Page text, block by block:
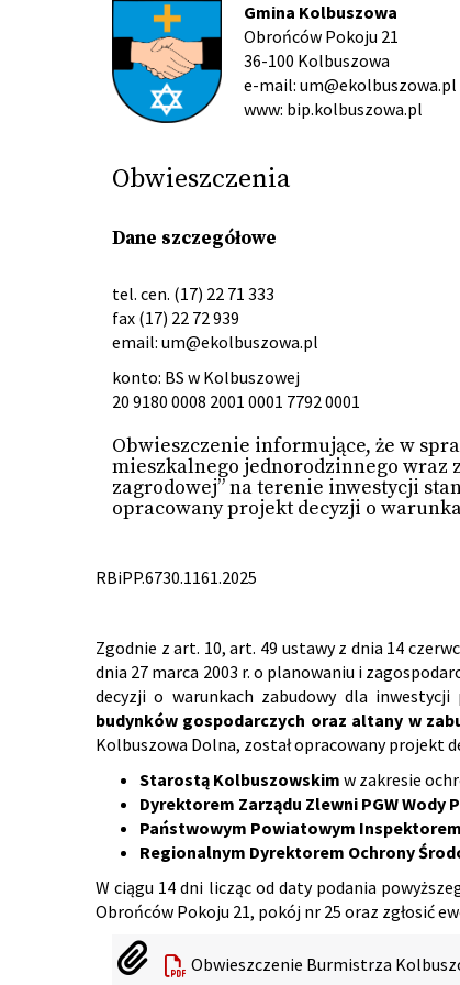
Gmina Kolbuszowa
Obrońców Pokoju 21
36-100 Kolbuszowa
e-mail: um@ekolbuszowa.pl
www: bip.kolbuszowa.pl
Obwieszczenia
Dane szczegółowe
tel. cen. (17) 22 71 333
fax (17) 22 72 939
email: um@ekolbuszowa.pl
konto: BS w Kolbuszowej
20 9180 0008 2001 0001 7792 0001
Obwieszczenie informujące, że w
mieszkalnego jednorodzinnego wraz
zagrodowej” na terenie inwestycji
opracowany projekt decyzji o
RBiPP.6730.1161.2025
Zgodnie z art. 10, art. 49 ustawy z dnia 14
dnia 27 marca 2003 r. o planowaniu i
decyzji o warunkach zabudowy dla inwestycji
budynków gospodarczych oraz altany w
Kolbuszowa Dolna, został opracowany projekt
Starostą Kolbuszowskim w zakresie
Dyrektorem Zarządu Zlewni PGW Wody
Państwowym Powiatowym
Regionalnym Dyrektorem Ochrony
W ciągu 14 dni licząc od daty podania
Obrońców Pokoju 21, pokój nr 25 oraz zgłosić
Obwieszczenie Burmistrza